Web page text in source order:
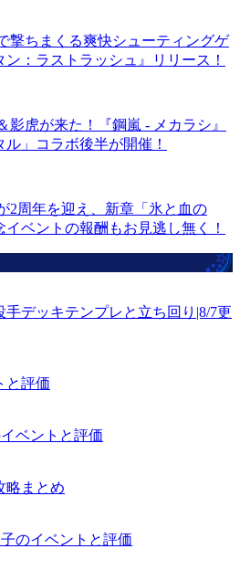
撃ちまくる爽快シューティングゲ
：ラストラッシュ』リリース！
影虎が来た！『鋼嵐 - メカラシ』
」コラボ後半が開催！
2周年を迎え、新章「氷と血の
ベントの報酬もお見逃し無く！
手デッキテンプレと立ち回り|8/7更
と評価
ベントと評価
略まとめ
のイベントと評価